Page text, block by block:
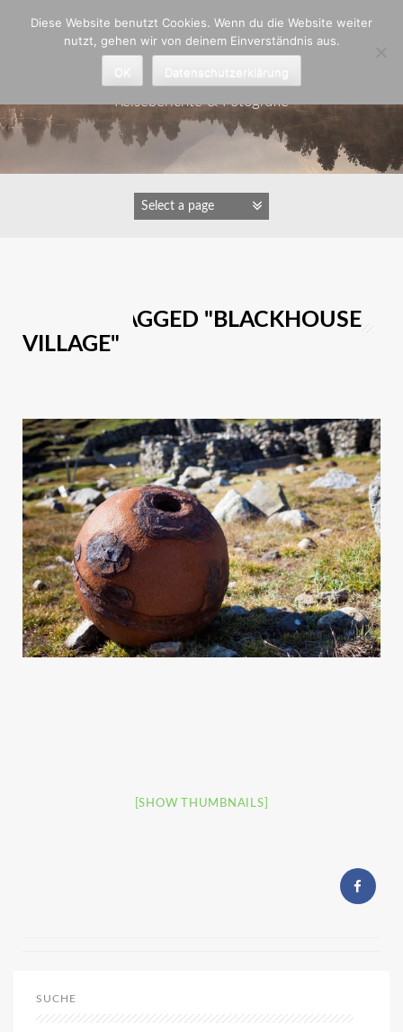
Astrid Padberg
Reiseberichte & Fotografie
IMAGES TAGGED "BLACKHOUSE
VILLAGE"
[SHOW THUMBNAILS]
SUCHE
Diese Website benutzt Cookies. Wenn du die Website weiter
nutzt, gehen wir von deinem Einverständnis aus.